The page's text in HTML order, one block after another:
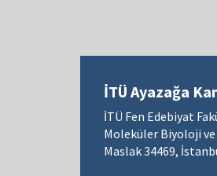
İTÜ Ayazağa
İTÜ Fen Edebiyat
Moleküler Biyoloji
Maslak 34469,